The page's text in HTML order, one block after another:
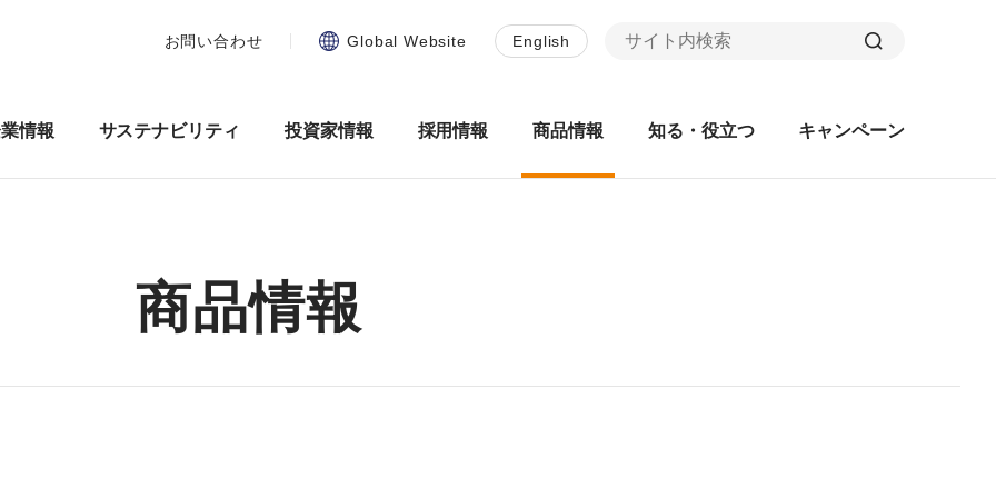
情報 サステナビリティ 投資家情報 採用情報 商品情報 知る・役立つ キャンペーン
お問い合わせ Global Website English
商品情報